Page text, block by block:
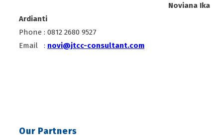
Noviana Ika
Ardianti
Phone : 0812 2680 9527
Email : novi@jtcc-consultant.com
Our Partners